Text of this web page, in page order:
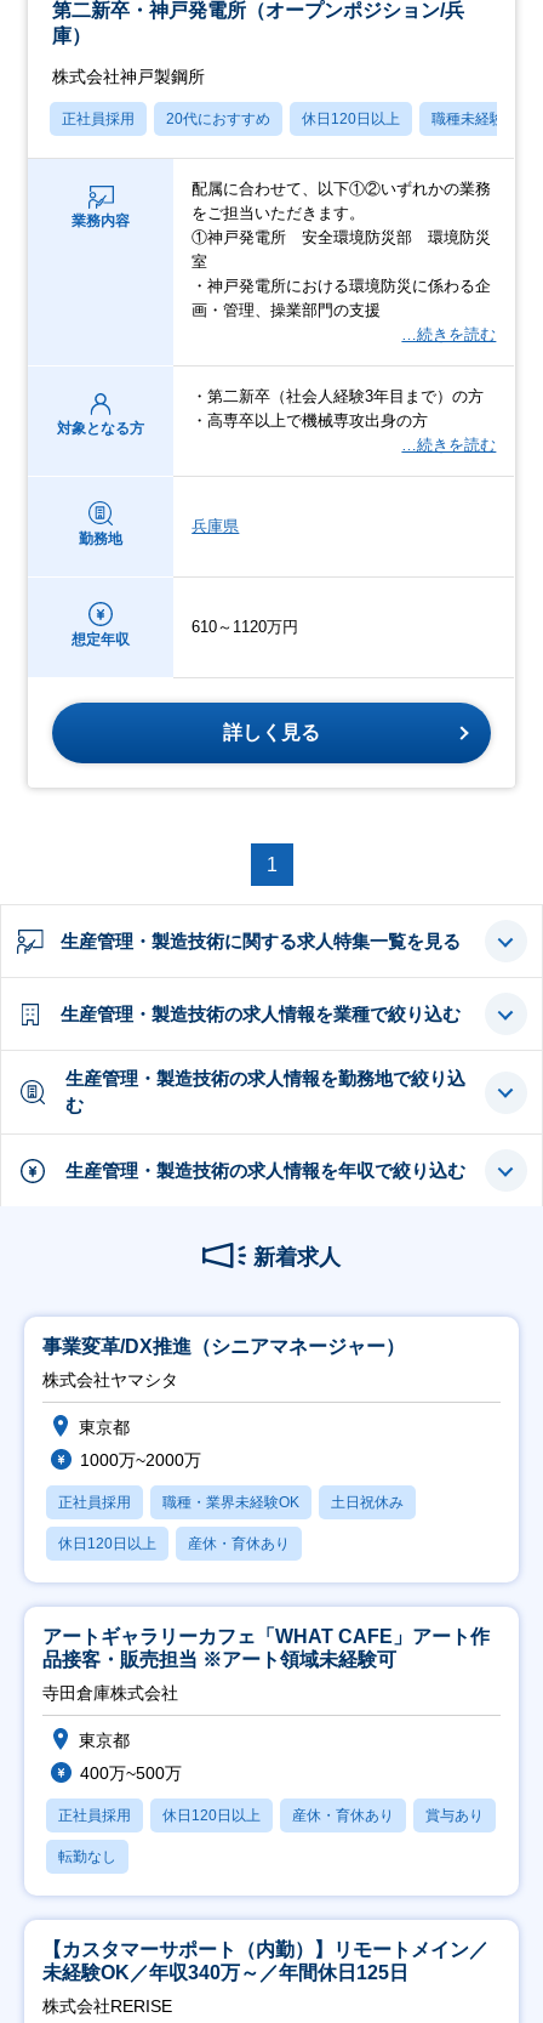
第二新卒・神戸発電所（オープンポジション/兵
庫）
株式会社神戸製鋼所
正社員採用 20代におすすめ 休日120日以上 職種未経験OK
業務内容
配属に合わせて、以下①②いずれかの業務
をご担当いただきます。
①神戸発電所 安全環境防災部 環境防災
室
・神戸発電所における環境防災に係わる企
画・管理、操業部門の支援
…続きを読む
対象となる方
・第二新卒（社会人経験3年目まで）の方
・高専卒以上で機械専攻出身の方
…続きを読む
勤務地
兵庫県
想定年収
610～1120万円
詳しく見る
1
生産管理・製造技術に関する求人特集一覧を見る
生産管理・製造技術の求人情報を業種で絞り込む
生産管理・製造技術の求人情報を勤務地で絞り込
む
生産管理・製造技術の求人情報を年収で絞り込む
新着求人
事業変革/DX推進（シニアマネージャー）
株式会社ヤマシタ
東京都
1000万~2000万
正社員採用 職種・業界未経験OK 土日祝休み
休日120日以上 産休・育休あり
アートギャラリーカフェ「WHAT CAFE」アート作
品接客・販売担当 ※アート領域未経験可
寺田倉庫株式会社
東京都
400万~500万
正社員採用 休日120日以上 産休・育休あり 賞与あり
転勤なし
【カスタマーサポート（内勤）】リモートメイン／
未経験OK／年収340万～／年間休日125日
株式会社RERISE